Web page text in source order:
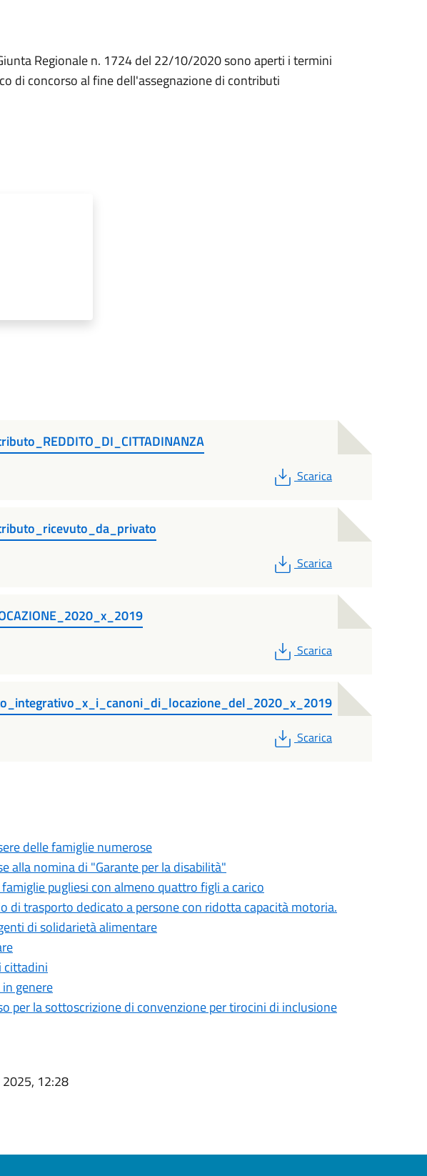
Regionale n. 1724 del 22/10/2020 sono aperti i termini
di concorso al fine dell'assegnazione di contributi
PDF
Scarica
PDF
Scarica
PDF
Scarica
PDF
Scarica
delle famiglie numerose
alla nomina di "Garante per la disabilità"
pugliesi con almeno quattro figli a carico
di trasporto dedicato a persone con ridotta capacità motoria.
di solidarietà alimentare
cittadini
genere
per la sottoscrizione di convenzione per tirocini di inclusione
12:28